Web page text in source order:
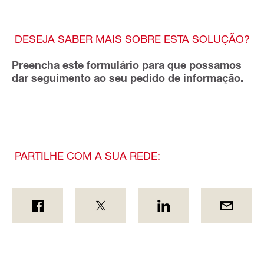
DESEJA SABER MAIS SOBRE ESTA SOLUÇÃO?
Preencha este formulário para que possamos
dar seguimento ao seu pedido de informação.
PARTILHE COM A SUA REDE: